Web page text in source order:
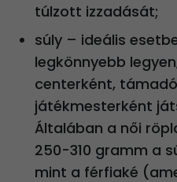
túlzott izzadását;
súly – ideális
legkönnyebb
centerként,
játékmesterként
Általában a női
250-310 gramm a
mint a férfiaké